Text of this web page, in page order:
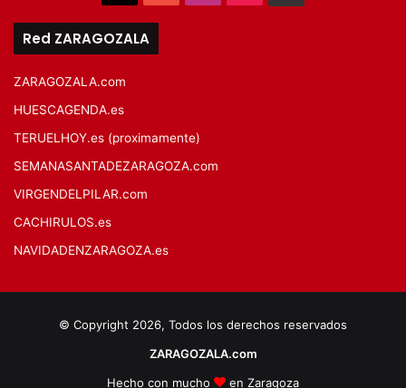
Red ZARAGOZALA
ZARAGOZALA.com
HUESCAGENDA.es
TERUELHOY.es (proximamente)
SEMANASANTADEZARAGOZA.com
VIRGENDELPILAR.com
CACHIRULOS.es
NAVIDADENZARAGOZA.es
© Copyright 2026, Todos los derechos reservados
ZARAGOZALA.com
Hecho con mucho
en Zaragoza